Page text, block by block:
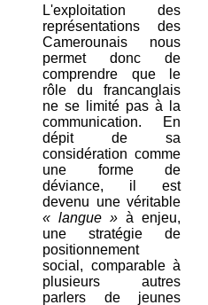
L'exploitation des
représentations des
Camerounais nous
permet donc de
comprendre que le
rôle du francanglais
ne se limité pas à la
communication. En
dépit de sa
considération comme
une forme de
déviance, il est
devenu une véritable
« langue » à enjeu,
une stratégie de
positionnement
social, comparable à
plusieurs autres
parlers de jeunes